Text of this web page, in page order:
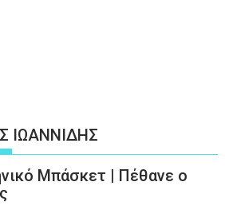
ΙΩΑΝΝΙΔΗΣ
Μπάσκετ | Πέθανε ο